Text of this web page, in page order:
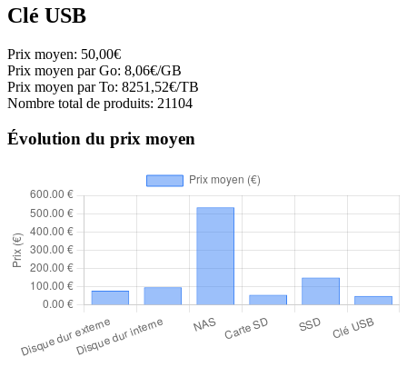
Clé USB
Prix moyen: 50,00€
Prix moyen par Go: 8,06€/GB
Prix moyen par To: 8251,52€/TB
Nombre total de produits: 21104
Évolution du prix moyen